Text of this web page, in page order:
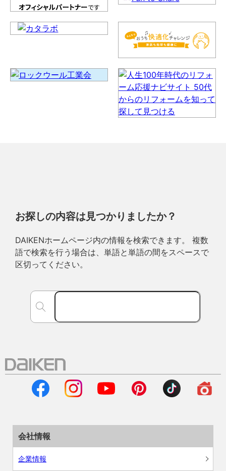
お探しの内容は見つかりましたか？
DAIKENホームページ内の情報を検索できます。 複数
語で検索を行う場合は、単語と単語の間をスペースで
区切ってください。
会社情報
企業情報